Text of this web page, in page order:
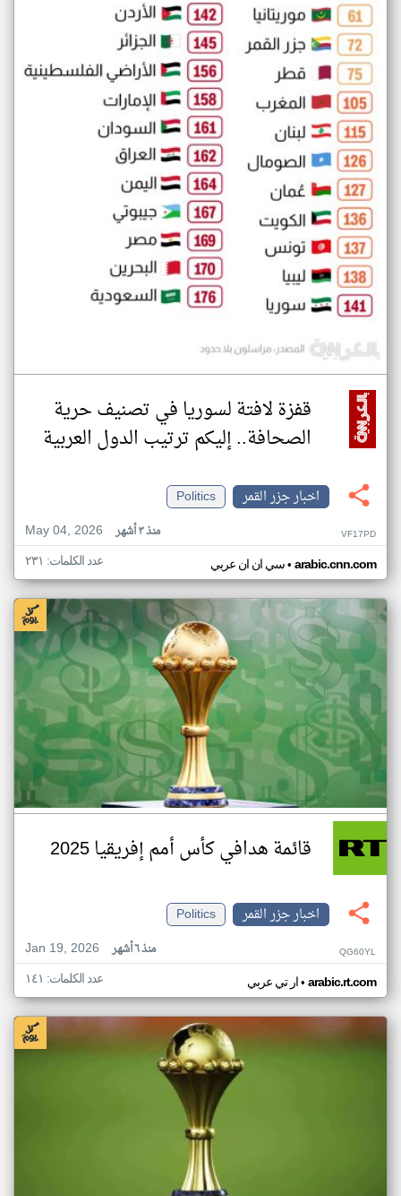
قفزة لافتة لسوريا في تصنيف حرية
الصحافة.. إليكم ترتيب الدول العربية
اخبار جزر القمر
Politics
May 04, 2026
منذ ٣ أشهر VF17PD
سي ان ان عربي• arabic.cnn.com عدد الكلمات: ٢٣١
قائمة هدافي كأس أمم إفريقيا 2025
اخبار جزر القمر
Politics
Jan 19, 2026
منذ ٦ أشهر QG60YL
ار تي عربي• arabic.rt.com عدد الكلمات: ١٤١